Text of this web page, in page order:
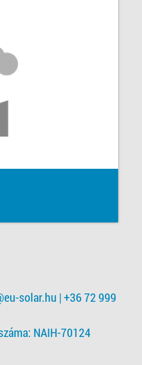
solar.hu | +36 72 999
NAIH-70124